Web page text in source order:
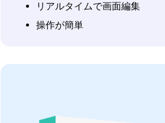
リアルタイムで画面編集
操作が簡単